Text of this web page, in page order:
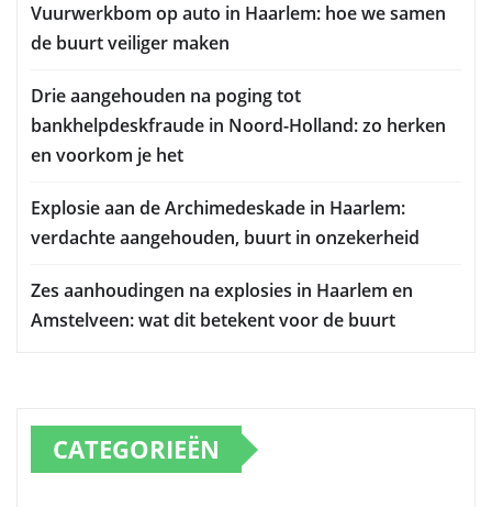
Vuurwerkbom op auto in Haarlem: hoe we samen
de buurt veiliger maken
Drie aangehouden na poging tot
bankhelpdeskfraude in Noord-Holland: zo herken
en voorkom je het
Explosie aan de Archimedeskade in Haarlem:
verdachte aangehouden, buurt in onzekerheid
Zes aanhoudingen na explosies in Haarlem en
Amstelveen: wat dit betekent voor de buurt
CATEGORIEËN